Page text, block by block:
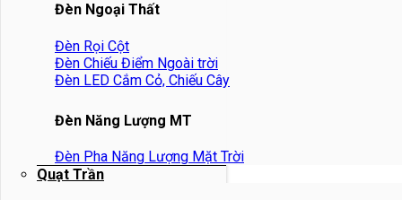
Đèn Ngoại Thất
Đèn Rọi Cột
Đèn Chiếu Điểm Ngoài trời
Đèn LED Cắm Cỏ, Chiếu Cây
Đèn Năng Lượng MT
Đèn Pha Năng Lượng Mặt Trời
Quạt Trần